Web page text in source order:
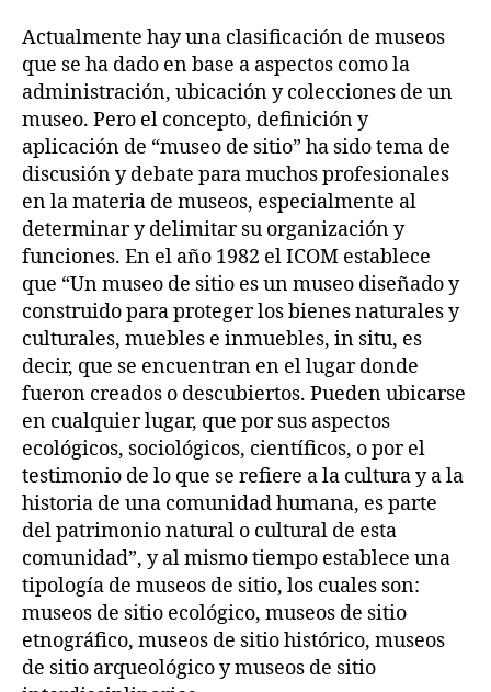
Actualmente hay una clasificación de museos
que se ha dado en base a aspectos como la
administración, ubicación y colecciones de un
museo. Pero el concepto, definición y
aplicación de “museo de sitio” ha sido tema de
discusión y debate para muchos profesionales
en la materia de museos, especialmente al
determinar y delimitar su organización y
funciones. En el año 1982 el ICOM establece
que “Un museo de sitio es un museo diseñado y
construido para proteger los bienes naturales y
culturales, muebles e inmuebles, in situ, es
decir, que se encuentran en el lugar donde
fueron creados o descubiertos. Pueden ubicarse
en cualquier lugar, que por sus aspectos
ecológicos, sociológicos, científicos, o por el
testimonio de lo que se refiere a la cultura y a la
historia de una comunidad humana, es parte
del patrimonio natural o cultural de esta
comunidad”, y al mismo tiempo establece una
tipología de museos de sitio, los cuales son:
museos de sitio ecológico, museos de sitio
etnográfico, museos de sitio histórico, museos
de sitio arqueológico y museos de sitio